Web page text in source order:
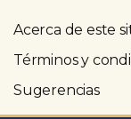
Acerca de este
Términos y
Sugerencias